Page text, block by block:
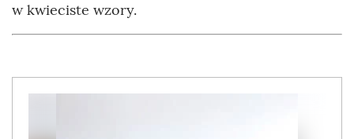
w kwieciste wzory.